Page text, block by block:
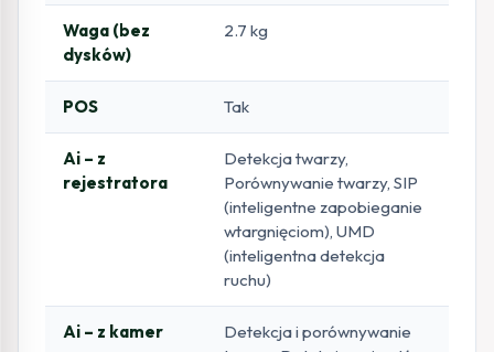
Waga (bez
dysków)
2.7 kg
POS Tak
Ai – z
rejestratora
Detekcja twarzy,
Porównywanie twarzy, SIP
(inteligentne zapobieganie
wtargnięciom), UMD
(inteligentna detekcja
ruchu)
Ai – z kamer
Detekcja i porównywanie